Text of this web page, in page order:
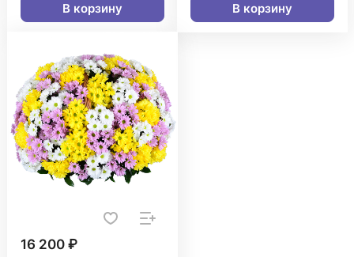
В корзину В корзину
16 200 ₽